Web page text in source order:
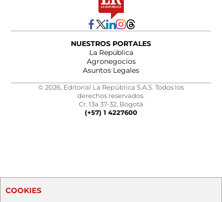
NUESTROS PORTALES
La República
Agronegocios
Asuntos Legales
© 2026, Editorial La República S.A.S. Todos los
derechos reservados.
Cr. 13a 37-32, Bogotá
(+57) 1 4227600
COOKIES